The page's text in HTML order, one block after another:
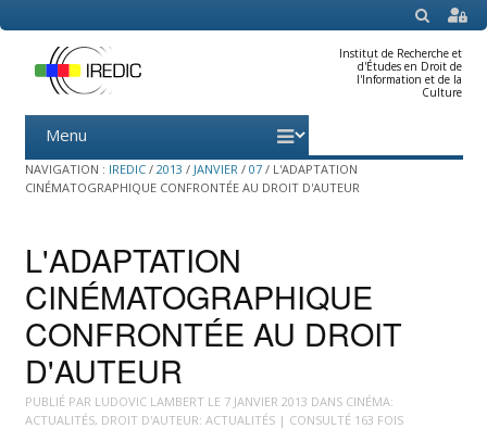
SEARCH
Institut de Recherche et
d'Études en Droit de
l'Information et de la
Culture
Menu
content
NAVIGATION : IREDIC / 2013 / JANVIER / 07 / L'ADAPTATION
CINÉMATOGRAPHIQUE CONFRONTÉE AU DROIT D'AUTEUR
L'ADAPTATION
CINÉMATOGRAPHIQUE
CONFRONTÉE AU DROIT
D'AUTEUR
PUBLIÉ PAR LUDOVIC LAMBERT LE 7 JANVIER 2013 DANS CINÉMA:
ACTUALITÉS, DROIT D'AUTEUR: ACTUALITÉS| CONSULTÉ 163 FOIS